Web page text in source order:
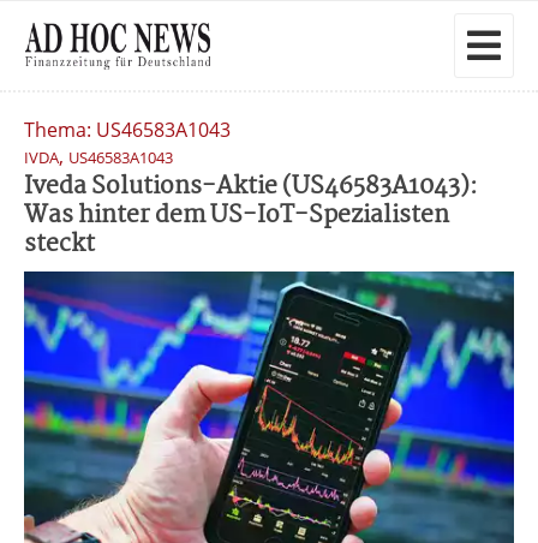
Thema: US46583A1043
IVDA, US46583A1043
Iveda Solutions-Aktie (US46583A1043):
Was hinter dem US-IoT-Spezialisten
steckt